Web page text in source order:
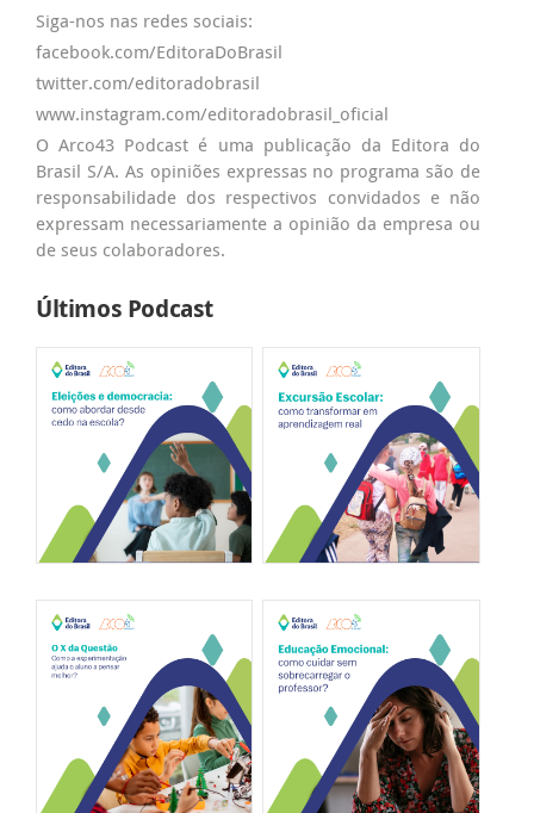
Siga-nos nas redes sociais:
facebook.com/EditoraDoBrasil
twitter.com/editoradobrasil
www.instagram.com/editoradobrasil_oficial
O Arco43 Podcast é uma publicação da Editora do
Brasil S/A. As opiniões expressas no programa são de
responsabilidade dos respectivos convidados e não
expressam necessariamente a opinião da empresa ou
de seus colaboradores.
Últimos Podcast